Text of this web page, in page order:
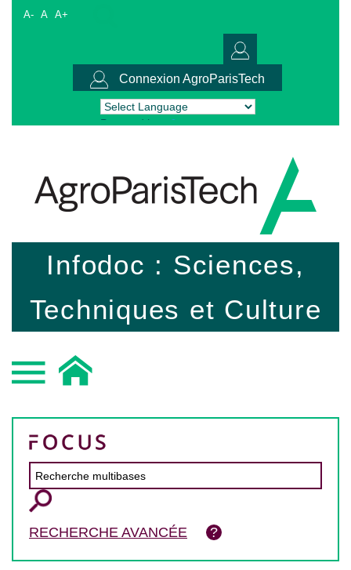
A- A A+
Connexion AgroParisTech
Powered by Translate
Infodoc : Sciences,
Techniques et Culture
RECHERCHE AVANCÉE